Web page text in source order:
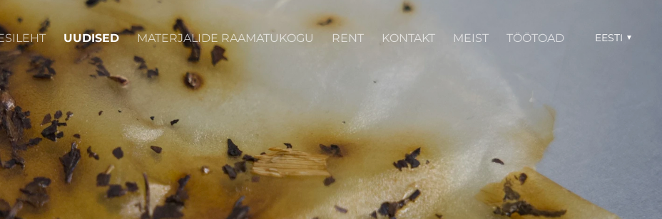
UUDISED MATERJALIDE RAAMATUKOGU RENT KONTAKT MEIST TÖÖTOAD EESTI